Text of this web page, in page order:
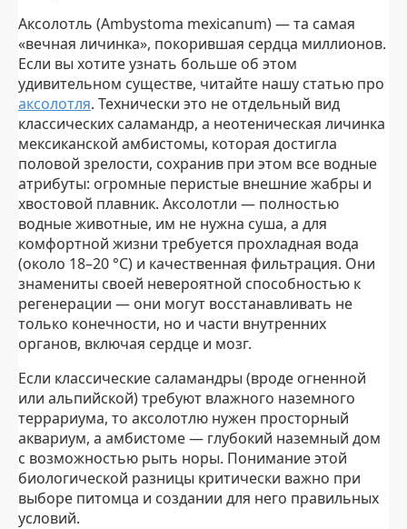
Аксолотль (Ambystoma mexicanum) — та самая
«вечная личинка», покорившая сердца миллионов.
Если вы хотите узнать больше об этом
удивительном существе, читайте нашу статью про
аксолотля. Технически это не отдельный вид
классических саламандр, а неотеническая личинка
мексиканской амбистомы, которая достигла
половой зрелости, сохранив при этом все водные
атрибуты: огромные перистые внешние жабры и
хвостовой плавник. Аксолотли — полностью
водные животные, им не нужна суша, а для
комфортной жизни требуется прохладная вода
(около 18–20 °C) и качественная фильтрация. Они
знамениты своей невероятной способностью к
регенерации — они могут восстанавливать не
только конечности, но и части внутренних
органов, включая сердце и мозг.
Если классические саламандры (вроде огненной
или альпийской) требуют влажного наземного
террариума, то аксолотлю нужен просторный
аквариум, а амбистоме — глубокий наземный дом
с возможностью рыть норы. Понимание этой
биологической разницы критически важно при
выборе питомца и создании для него правильных
условий.